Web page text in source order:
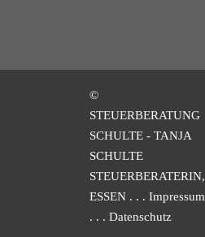
©
STEUERBERATUNG
SCHULTE - TANJA
SCHULTE
STEUERBERATERIN,
ESSEN . . . Impressum
. . . Datenschutz